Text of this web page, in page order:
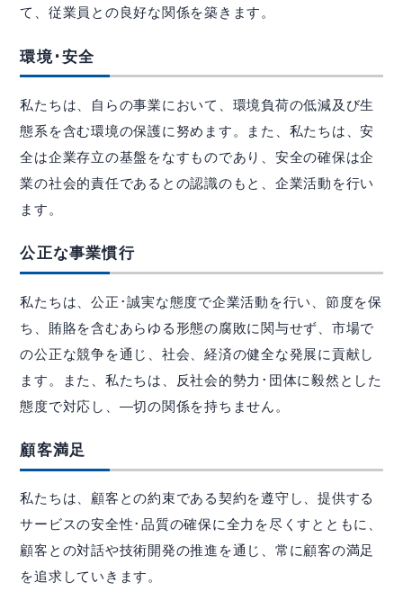
て、従業員との良好な関係を築きます。
環境･安全
私たちは、自らの事業において、環境負荷の低減及び生
態系を含む環境の保護に努めます。また、私たちは、安
全は企業存立の基盤をなすものであり、安全の確保は企
業の社会的責任であるとの認識のもと、企業活動を行い
ます。
公正な事業慣行
私たちは、公正･誠実な態度で企業活動を行い、節度を保
ち、賄賂を含むあらゆる形態の腐敗に関与せず、市場で
の公正な競争を通じ、社会、経済の健全な発展に貢献し
ます。また、私たちは、反社会的勢力･団体に毅然とした
態度で対応し、―切の関係を持ちません。
顧客満足
私たちは、顧客との約束である契約を遵守し、提供する
サービスの安全性･品質の確保に全力を尽くすとともに、
顧客との対話や技術開発の推進を通じ、常に顧客の満足
を追求していきます。